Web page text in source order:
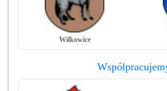
Wilkowice